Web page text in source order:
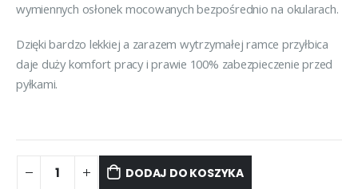
wymiennych osłonek mocowanych bezpośrednio na okularach.
Dzięki bardzo lekkiej a zarazem wytrzymałej ramce przyłbica
daje duży komfort pracy i prawie 100% zabezpieczenie przed
pyłkami.
DODAJ DO KOSZYKA